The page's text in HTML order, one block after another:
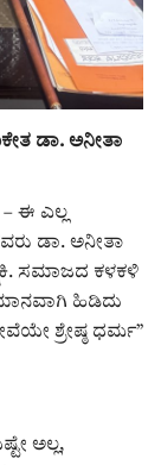
ಡಾ. ಅನೀತಾ
ಈ ಎಲ್ಲ
ಡಾ. ಅನೀತಾ
ಸಮಾಜದ ಕಳಕಳಿ
ಹಿಡಿದು
ಶ್ರೇಷ್ಠ ಧರ್ಮ”
ಅಲ್ಲ,